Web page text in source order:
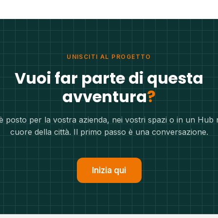
UNISCITI AL PROGETTO
Vuoi far parte di questa
avventura?
posto per la vostra azienda, nei vostri spazi o in un Hub
cuore della città. Il primo passo è una conversazione.
Inizia qui